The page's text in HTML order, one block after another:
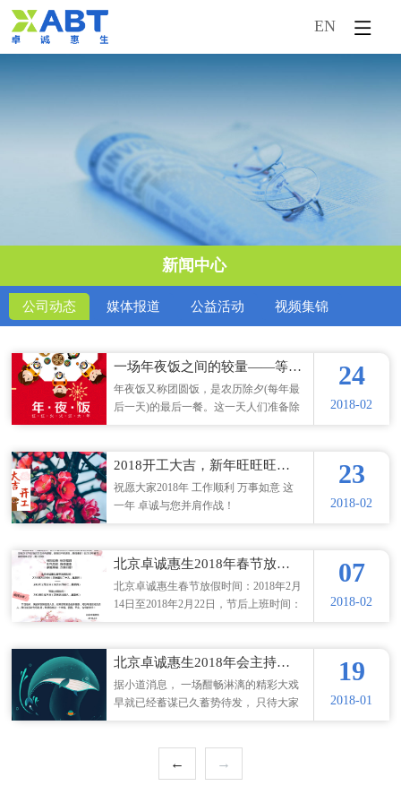
EN
人才引进
新闻中心
公司动态 媒体报道 公益活动 视频集锦
一场年夜饭之间的较量——等你来晒
年夜饭又称团圆饭，是农历除夕(每年最
后一天)的最后一餐。这一天人们准备除
24
2018-02
2018开工大吉，新年旺旺旺！！！
祝愿大家2018年 工作顺利 万事如意 这
一年 卓诚与您并肩作战！
23
2018-02
北京卓诚惠生2018年春节放假通知
北京卓诚惠生春节放假时间：2018年2月
14日至2018年2月22日，节后上班时间：
07
2018-02
北京卓诚惠生2018年会主持人究竟花落谁家？
据小道消息， 一场酣畅淋漓的精彩大戏
早就已经蓄谋已久蓄势待发， 只待大家
19
2018-01
← →